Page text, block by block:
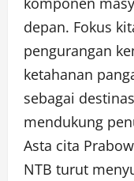
depan. Fokus
pengurangan
ketahanan
sebagai
mendukung
Asta cita
NTB turut